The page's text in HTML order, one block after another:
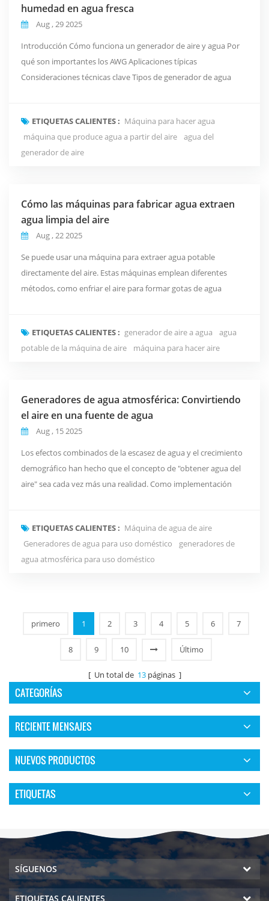
humedad en agua fresca
Aug , 29 2025
Introducción Cómo funciona un generador de aire y agua Por
qué son importantes los AWG Aplicaciones típicas
Consideraciones técnicas clave Tipos de generador de agua
implementación Tendencias y perspectivas del mercado
Conclusión
ETIQUETAS CALIENTES : Máquina para hacer agua
máquina que produce agua a partir del aire
agua del
generador de aire
Cómo las máquinas para fabricar agua extraen
agua limpia del aire
Aug , 22 2025
Se puede usar una máquina para extraer agua potable
directamente del aire. Estas máquinas emplean diferentes
métodos, como enfriar el aire para formar gotas de agua
niebla en redes. Cada método funciona mejor en ciertos climas.
Los científicos creen que estas tecnologías podrían ayud...
ETIQUETAS CALIENTES : generador de aire a agua
agua
potable de la máquina de aire
máquina para hacer aire
Generadores de agua atmosférica: Convirtiendo
el aire en una fuente de agua
Aug , 15 2025
Los efectos combinados de la escasez de agua y el crecimiento
demográfico han hecho que el concepto de "obtener agua del
aire" sea cada vez más una realidad. Como implementación
líquido, la purificación higroscópica y catalítica de la ciencia de
los materiales, y tecnologías modernas d...
ETIQUETAS CALIENTES : Máquina de agua de aire
Generadores de agua para uso doméstico
generadores de
agua atmosférica para uso doméstico
primero 1 2 3 4 5 6 7
8 9 10 Último
[ Un total de 13páginas ]
CATEGORÍAS
RECIENTE MENSAJES
NUEVOS PRODUCTOS
ETIQUETAS
SÍGUENOS
ETIQUETAS CALIENTES